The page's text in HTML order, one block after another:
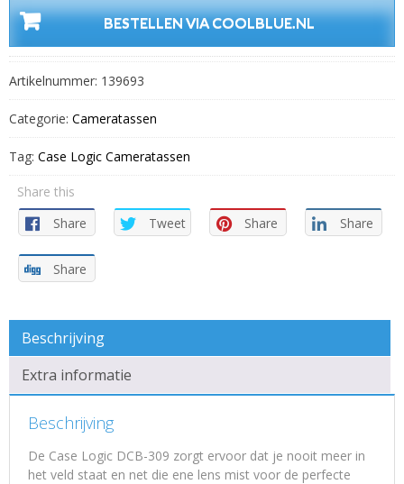
BESTELLEN VIA COOLBLUE.NL
Artikelnummer: 139693
Categorie: Cameratassen
Tag: Case Logic Cameratassen
Share this
Share
Tweet Share Share
Share
Beschrijving
Extra informatie
Beschrijving
De Case Logic DCB-309 zorgt ervoor dat je nooit meer in
het veld staat en net die ene lens mist voor de perfecte